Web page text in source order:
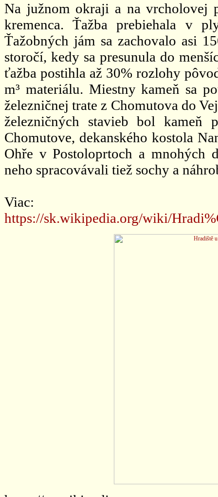
Na južnom okraji a na vrcholovej
kremenca. Ťažba prebiehala v
Ťažobných jám sa zachovalo asi
storočí, kedy sa presunula do
ťažba postihla až 30% rozlohy
m³ materiálu. Miestny kameň sa
železničnej trate z Chomutova do
železničných stavieb bol
Chomutove, dekanského kostola
Ohře v Postoloprtoch a mnohých
neho spracovávali tiež sochy a
Viac:
https://sk.wikipedia.org/wiki/